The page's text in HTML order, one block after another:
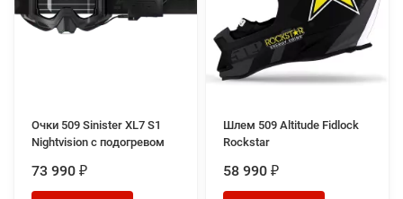
Очки 509 Sinister XL7 S1
Nightvision с подогревом
73 990 ₽
Шлем 509 Altitude Fidlock
Rockstar
58 990 ₽